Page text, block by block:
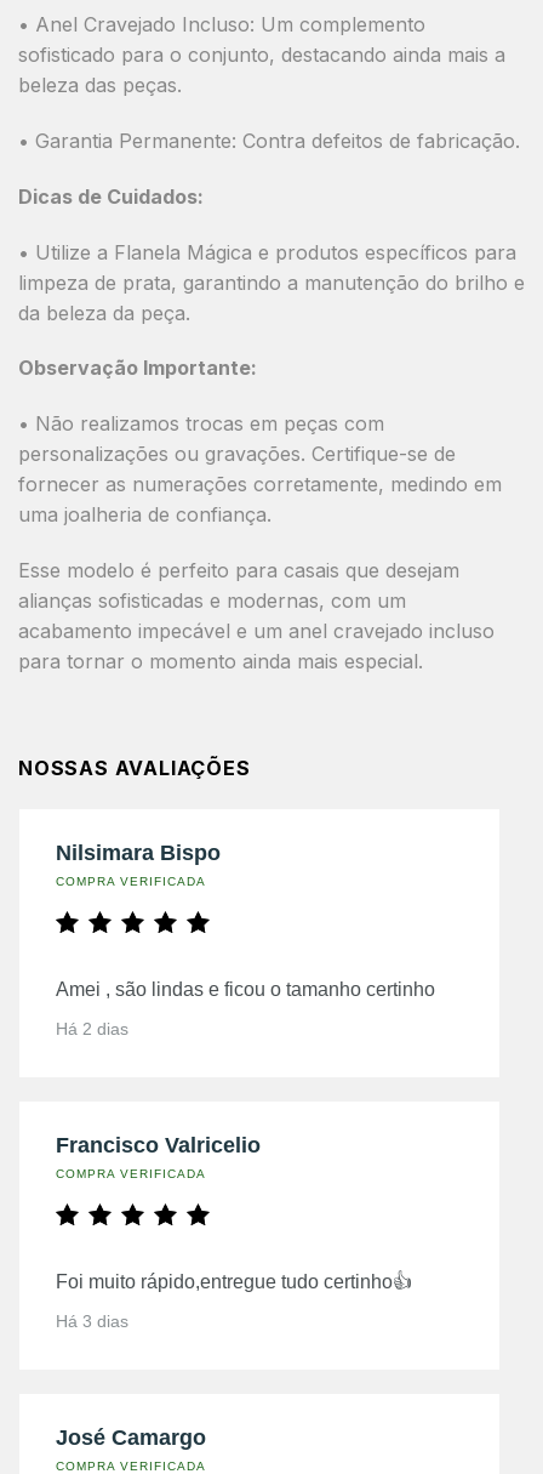
• Anel Cravejado Incluso: Um complemento
sofisticado para o conjunto, destacando ainda mais a
beleza das peças.
• Garantia Permanente: Contra defeitos de fabricação.
Dicas de Cuidados:
• Utilize a Flanela Mágica e produtos específicos para
limpeza de prata, garantindo a manutenção do brilho e
da beleza da peça.
Observação Importante:
• Não realizamos trocas em peças com
personalizações ou gravações. Certifique-se de
fornecer as numerações corretamente, medindo em
uma joalheria de confiança.
Esse modelo é perfeito para casais que desejam
alianças sofisticadas e modernas, com um
acabamento impecável e um anel cravejado incluso
para tornar o momento ainda mais especial.
NOSSAS AVALIAÇÕES
Nilsimara Bispo
COMPRA VERIFICADA
Amei , são lindas e ficou o tamanho certinho
Há 2 dias
Francisco Valricelio
COMPRA VERIFICADA
Foi muito rápido,entregue tudo certinho👍
Há 3 dias
José Camargo
COMPRA VERIFICADA